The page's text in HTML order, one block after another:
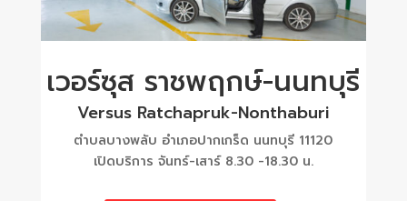
เวอร์ซุส ราชพฤกษ์-นนทบุรี
Versus Ratchapruk-Nonthaburi
ตำบลบางพลับ อำเภอปากเกร็ด นนทบุรี 11120
เปิดบริการ จันทร์-เสาร์ 8.30 -18.30 น.